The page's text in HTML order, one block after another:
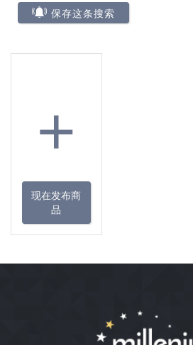
保存这条搜索
+
现在发布商
品